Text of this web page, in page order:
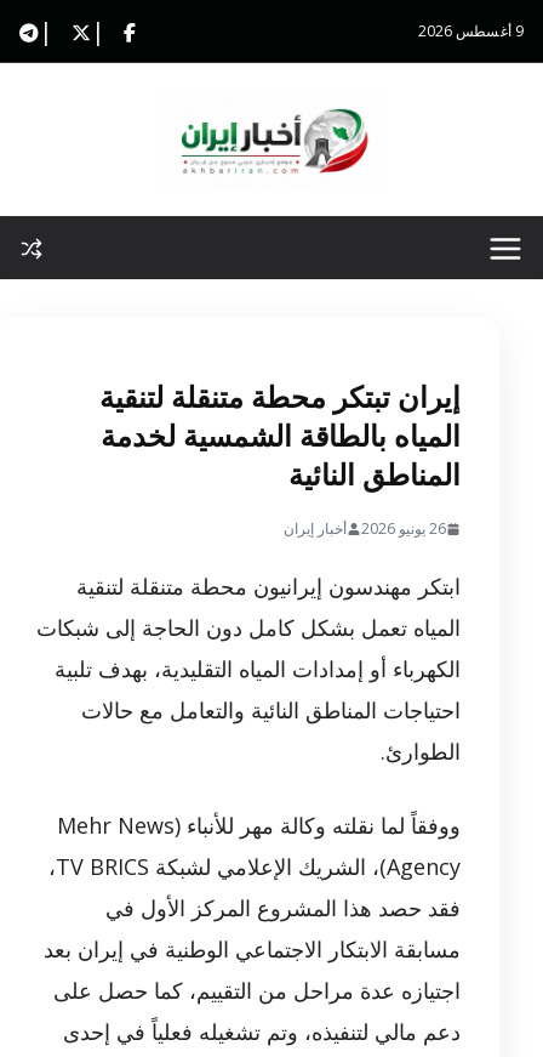
Skip
to
9 أغسطس 2026
إيران تبتكر محطة متنقلة لتنقية
المياه بالطاقة الشمسية لخدمة
المناطق النائية
26 يونيو 2026 أخبار إيران
ابتكر مهندسون إيرانيون محطة متنقلة لتنقية
المياه تعمل بشكل كامل دون الحاجة إلى شبكات
الكهرباء أو إمدادات المياه التقليدية، بهدف تلبية
احتياجات المناطق النائية والتعامل مع حالات
الطوارئ.
ووفقاً لما نقلته وكالة مهر للأنباء (Mehr News
Agency)، الشريك الإعلامي لشبكة TV BRICS،
فقد حصد هذا المشروع المركز الأول في
مسابقة الابتكار الاجتماعي الوطنية في إيران بعد
اجتيازه عدة مراحل من التقييم، كما حصل على
دعم مالي لتنفيذه، وتم تشغيله فعلياً في إحدى